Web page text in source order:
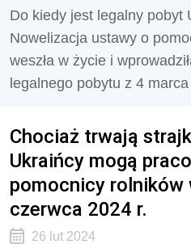
Do kiedy jest legalny pobyt
Nowelizacja ustawy o
weszła w życie i
legalnego pobytu z 4
Chociaż trwają
Ukraińcy mogą
pomocnicy rolników
czerwca 2024 r.
26 lut 2024